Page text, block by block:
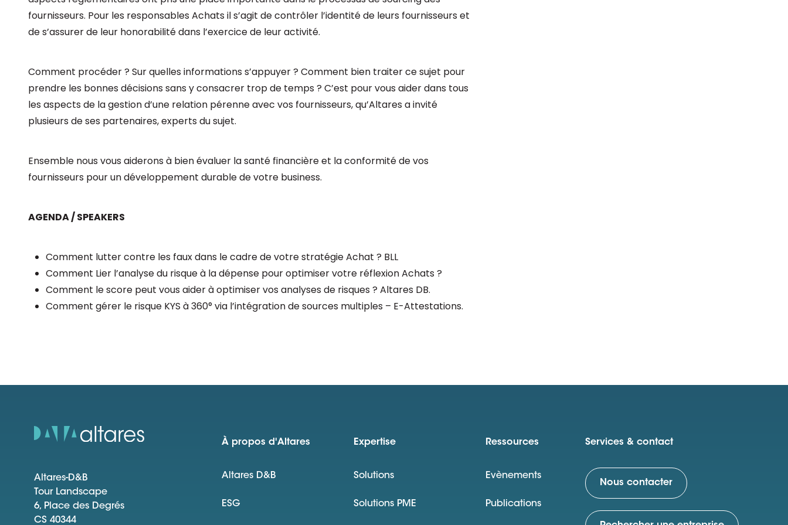
fournisseurs. Pour les responsables Achats il s’agit de contrôler l’identité de leurs fournisseurs et
de s’assurer de leur honorabilité dans l’exercice de leur activité.
Comment procéder ? Sur quelles informations s’appuyer ? Comment bien traiter ce sujet pour
prendre les bonnes décisions sans y consacrer trop de temps ? C’est pour vous aider dans tous
les aspects de la gestion d’une relation pérenne avec vos fournisseurs, qu’Altares a invité
plusieurs de ses partenaires, experts du sujet.
Ensemble nous vous aiderons à bien évaluer la santé financière et la conformité de vos
fournisseurs pour un développement durable de votre business.
AGENDA / SPEAKERS
Comment lutter contre les faux dans le cadre de votre stratégie Achat ? BLL
Comment Lier l’analyse du risque à la dépense pour optimiser votre réflexion Achats ?
Comment le score peut vous aider à optimiser vos analyses de risques ? Altares DB.
Comment gérer le risque KYS à 360° via l’intégration de sources multiples – E-Attestations.
Altares-D&B
Tour Landscape
6, Place des Degrés
CS 40344
À propos d'Altares
Altares D&B
ESG
Expertise
Solutions
Solutions PME
Ressources
Evènements
Publications
Services & contact
Nous contacter